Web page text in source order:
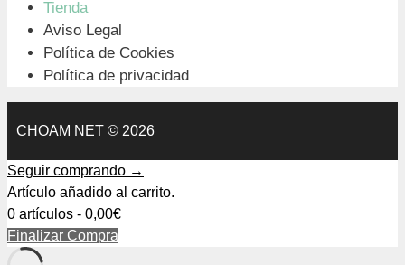
Tienda
Aviso Legal
Política de Cookies
Política de privacidad
CHOAM NET © 2026
Seguir comprando →
Artículo añadido al carrito.
0 artículos - 0,00€
Finalizar Compra